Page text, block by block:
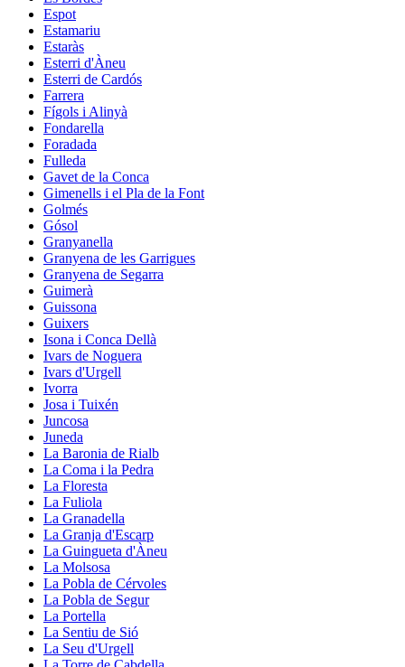
Espot
Estamariu
Estaràs
Esterri d'Àneu
Esterri de Cardós
Farrera
Fígols i Alinyà
Fondarella
Foradada
Fulleda
Gavet de la Conca
Gimenells i el Pla de la Font
Golmés
Gósol
Granyanella
Granyena de les Garrigues
Granyena de Segarra
Guimerà
Guissona
Guixers
Isona i Conca Dellà
Ivars de Noguera
Ivars d'Urgell
Ivorra
Josa i Tuixén
Juncosa
Juneda
La Baronia de Rialb
La Coma i la Pedra
La Floresta
La Fuliola
La Granadella
La Granja d'Escarp
La Guingueta d'Àneu
La Molsosa
La Pobla de Cérvoles
La Pobla de Segur
La Portella
La Sentiu de Sió
La Seu d'Urgell